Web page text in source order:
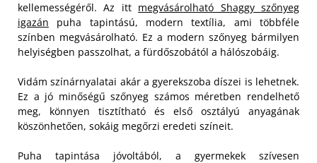
kellemességéről. Az itt megvásárolható Shaggy szőnyeg
igazán puha tapintású, modern textília, ami többféle
színben megvásárolható. Ez a modern szőnyeg bármilyen
helyiségben passzolhat, a fürdőszobától a hálószobáig.
Vidám színárnyalatai akár a gyerekszoba díszei is lehetnek.
Ez a jó minőségű szőnyeg számos méretben rendelhető
meg, könnyen tisztítható és első osztályú anyagának
köszönhetően, sokáig megőrzi eredeti színeit.
Puha tapintása jóvoltából, a gyermekek szívesen